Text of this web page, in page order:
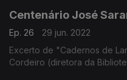
Centenário José
Ep. 26
29 jun. 2022
Excerto de "Cadernos de
Cordeiro (diretora da